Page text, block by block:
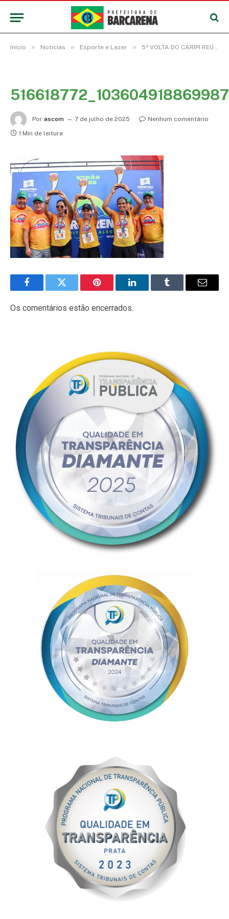
Início » Notícias » Esporte e Lazer » 5ª VOLTA DO CARIPI REÚNE 600 ATLETAS E MARCA ABERTURA DO VERÃO 2025 EM BARCARENA
Por ascom 7 de julho de 2025
Nenhum comentário
1 Min de leitura
FacebookTwitter Pinterest LinkedInTumblr
E-
Os comentários estão encerrados.